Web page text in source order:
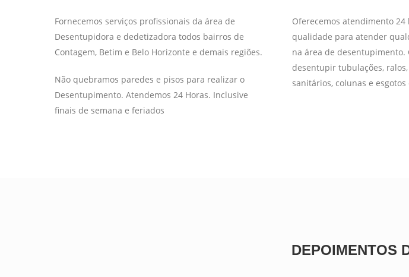
Fornecemos serviços profissionais da área de
Desentupidora e dedetizadora todos bairros de
Contagem, Betim e Belo Horizonte e demais regiões.
Não quebramos paredes e pisos para realizar o
Desentupimento. Atendemos 24 Horas. Inclusive
finais de semana e feriados
Oferecemos atendimento
qualidade para atender
na área de desentupimento.
desentupir tubulações,
sanitários, colunas e esgotos
DEPOIMENTOS